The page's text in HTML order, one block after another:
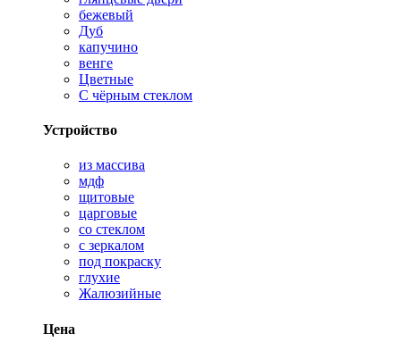
бежевый
Дуб
капучино
венге
Цветные
С чёрным стеклом
Устройство
из массива
мдф
щитовые
царговые
со стеклом
с зеркалом
под покраску
глухие
Жалюзийные
Цена